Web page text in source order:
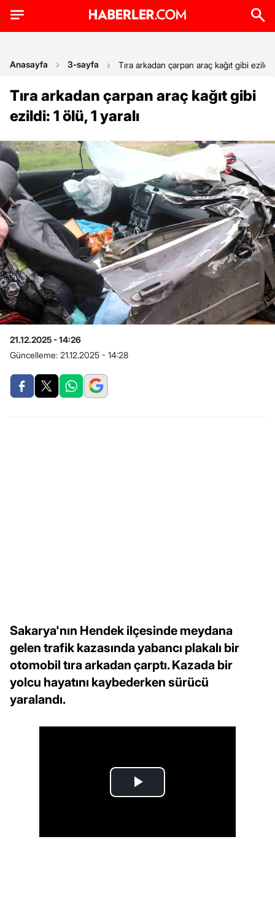
Anasayfa 3-sayfa Tıra arkadan çarpan araç kağıt gibi ezildi:
Tıra arkadan çarpan araç kağıt gibi
ezildi: 1 ölü, 1 yaralı
21.12.2025 - 14:26
Güncelleme: 21.12.2025 - 14:28
Sakarya'nın Hendek ilçesinde meydana
gelen trafik kazasında yabancı plakalı bir
otomobil tıra arkadan çarptı. Kazada bir
yolcu hayatını kaybederken sürücü
yaralandı.